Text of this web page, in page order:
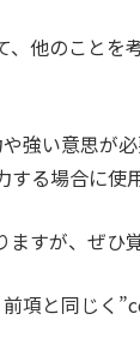
他のことを
強い意思が
る場合に使
すが、ぜひ
項と同じく